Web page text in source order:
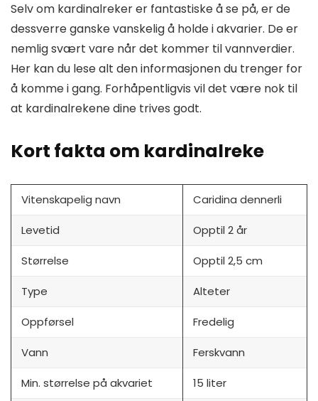
Selv om kardinalreker er fantastiske å se på, er de
dessverre ganske vanskelig å holde i akvarier. De er
nemlig svært vare når det kommer til vannverdier.
Her kan du lese alt den informasjonen du trenger for
å komme i gang. Forhåpentligvis vil det være nok til
at kardinalrekene dine trives godt.
Kort fakta om kardinalreke
Vitenskapelig navn Caridina dennerli
Levetid Opptil 2 år
Størrelse Opptil 2,5 cm
Type Alteter
Oppførsel Fredelig
Vann Ferskvann
Min. størrelse på akvariet 15 liter